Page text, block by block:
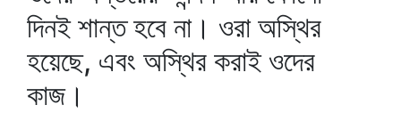
দিনই শান্ত হবে না। ওরা অস্থির
হয়েছে, এবং অস্থির করাই ওদের
কাজ।